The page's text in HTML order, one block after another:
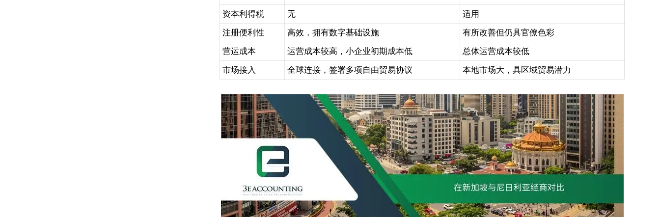
资本利得税 无
适用
注册便利性
高效，拥有数字基础设施
有所改善但仍具官僚色彩
营运成本
运营成本较高，小企业初期成本低
总体运营成本较低
市场接入
全球连接，签署多项自由贸易协议 本地市场大，具区域贸易潜力